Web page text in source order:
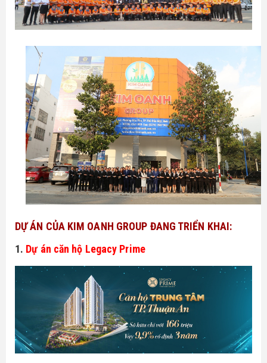
DỰ ÁN CỦA KIM OANH GROUP ĐANG TRIỂN KHAI:
1. Dự án căn hộ Legacy Prime